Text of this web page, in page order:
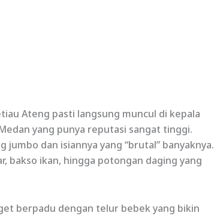
Ateng pasti langsung muncul di kepala
yang punya reputasi sangat tinggi.
dan isiannya yang “brutal” banyaknya.
bakso ikan, hingga potongan daging yang
berpadu dengan telur bebek yang bikin